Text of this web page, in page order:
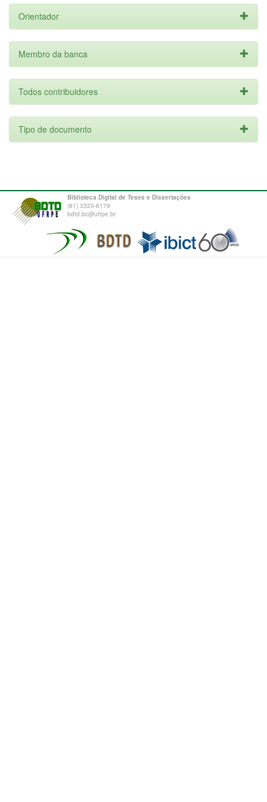
Orientador
Membro da banca
Todos contribuidores
Tipo de documento
Biblioteca Digital de Teses e Dissertações
(81) 3320-6179
bdtd.bc@ufrpe.br